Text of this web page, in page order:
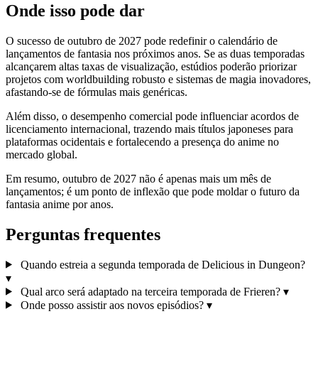
Onde isso pode dar
O sucesso de outubro de 2027 pode redefinir o calendário de
lançamentos de fantasia nos próximos anos. Se as duas temporadas
alcançarem altas taxas de visualização, estúdios poderão priorizar
projetos com worldbuilding robusto e sistemas de magia inovadores,
afastando‑se de fórmulas mais genéricas.
Além disso, o desempenho comercial pode influenciar acordos de
licenciamento internacional, trazendo mais títulos japoneses para
plataformas ocidentais e fortalecendo a presença do anime no
mercado global.
Em resumo, outubro de 2027 não é apenas mais um mês de
lançamentos; é um ponto de inflexão que pode moldar o futuro da
fantasia anime por anos.
Perguntas frequentes
Quando estreia a segunda temporada de Delicious in Dungeon?
▾
Qual arco será adaptado na terceira temporada de Frieren? ▾
Onde posso assistir aos novos episódios? ▾